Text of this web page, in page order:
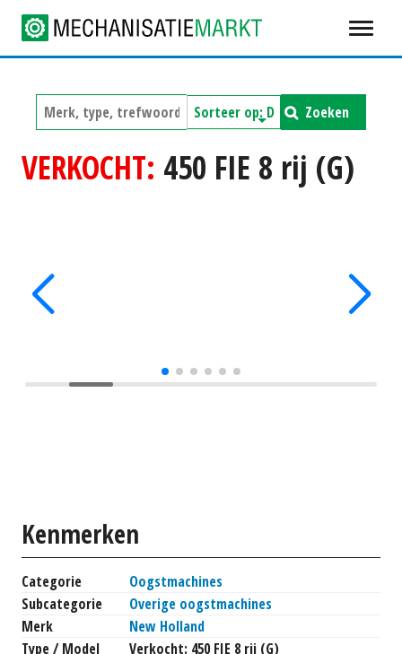
Zoeken
VERKOCHT: 450 FIE 8 rij (G)
Kenmerken
Categorie
Oogstmachines
Subcategorie
Overige oogstmachines
Merk
New Holland
Type / Model
Verkocht: 450 FIE 8 rij (G)